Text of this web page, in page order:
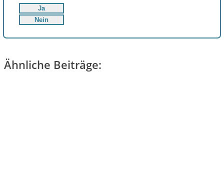
Ja
Nein
Ähnliche Beiträge: